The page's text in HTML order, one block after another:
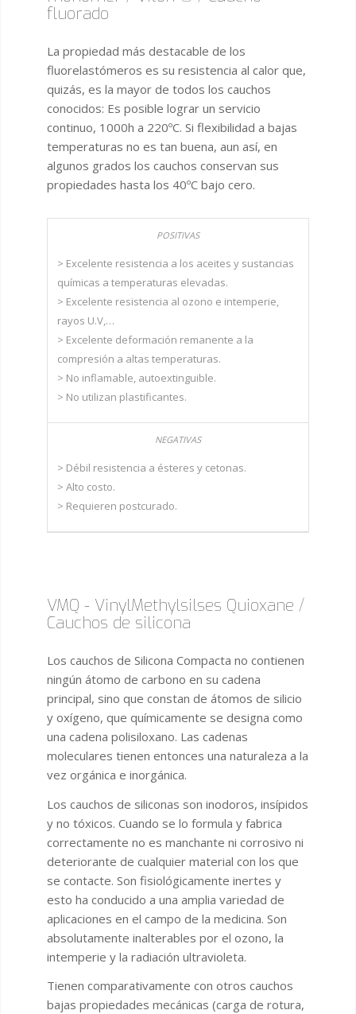
fluorado
La propiedad más destacable de los
fluorelastómeros es su resistencia al calor que,
quizás, es la mayor de todos los cauchos
conocidos: Es posible lograr un servicio
continuo, 1000h a 220ºC. Si flexibilidad a bajas
temperaturas no es tan buena, aun así, en
algunos grados los cauchos conservan sus
propiedades hasta los 40ºC bajo cero.
> Excelente resistencia a los aceites y sustancias
químicas a temperaturas elevadas.
> Excelente resistencia al ozono e intemperie,
rayos U.V,…
> Excelente deformación remanente a la
compresión a altas temperaturas.
> No inflamable, autoextinguible.
> No utilizan plastificantes.
> Débil resistencia a ésteres y cetonas.
> Alto costo.
> Requieren postcurado.
VMQ - VinylMethylsilses Quioxane /
Cauchos de silicona
Los cauchos de Silicona Compacta no contienen
ningún átomo de carbono en su cadena
principal, sino que constan de átomos de silicio
y oxígeno, que químicamente se designa como
una cadena polisiloxano. Las cadenas
moleculares tienen entonces una naturaleza a la
vez orgánica e inorgánica.
Los cauchos de siliconas son inodoros, insípidos
y no tóxicos. Cuando se lo formula y fabrica
correctamente no es manchante ni corrosivo ni
deteriorante de cualquier material con los que
se contacte. Son fisiológicamente inertes y
esto ha conducido a una amplia variedad de
aplicaciones en el campo de la medicina. Son
absolutamente inalterables por el ozono, la
intemperie y la radiación ultravioleta.
Tienen comparativamente con otros cauchos
bajas propiedades mecánicas (carga de rotura,